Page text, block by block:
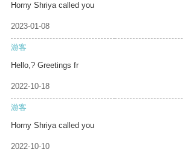
Horny Shriya called you
2023-01-08
游客
Hello,? Greetings fr
2022-10-18
游客
Horny Shriya called you
2022-10-10